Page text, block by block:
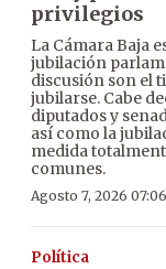
privilegios
La Cámara Baja
jubilación
discusión son el
jubilarse. Cabe
diputados y
así como la
medida
comunes.
Agosto 7, 2026
Política